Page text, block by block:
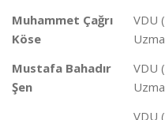
Muhammet Çağrı
Köse
VDU
Mustafa Bahadır
Şen
VDU
VDU